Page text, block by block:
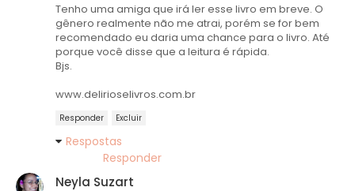
Tenho uma amiga que irá ler esse livro em breve. O
gênero realmente não me atrai, porém se for bem
recomendado eu daria uma chance para o livro. Até
porque você disse que a leitura é rápida.
Bjs.
www.delirioselivros.com.br
Responder Excluir
Respostas
Responder
Neyla Suzart